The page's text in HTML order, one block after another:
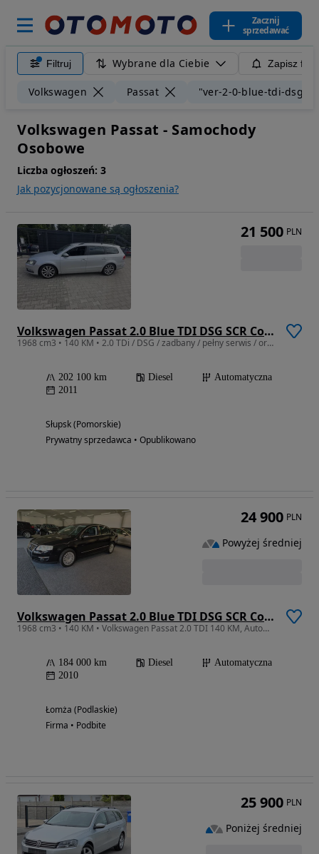
Zacznij
sprzedawać
Filtruj Wybrane dla Ciebie Zapisz
Volkswagen Passat "ver-2-0-blue-tdi-dsg-
Volkswagen Passat - Samochody
Osobowe
Liczba ogłoszeń: 3
Jak pozycjonowane są ogłoszenia?
Volkswagen Passat 2.0 Blue TDI DSG SCR Comfortline
1968 cm3 • 140 KM • 2.0 TDi / DSG / zadbany / pełny serwis / oryginał z Niemiec / WARTO
202 100 km Diesel
Automatyczna
2011
Słupsk (Pomorskie)
Prywatny sprzedawca • Opublikowano
21 500 PLN
Volkswagen Passat 2.0 Blue TDI DSG SCR Comfortline
1968 cm3 • 140 KM • Volkswagen Passat 2.0 TDI 140 KM, Automat, Serwis
184 000 km Diesel
Automatyczna
2010
Łomża (Podlaskie)
Firma • Podbite
24 900 PLN
Powyżej średniej
25 900 PLN
Poniżej średniej